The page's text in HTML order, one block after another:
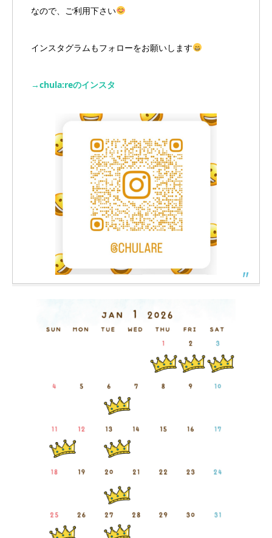
なので、ご利用下さい
インスタグラムもフォローをお願いします
→chula:reのインスタ